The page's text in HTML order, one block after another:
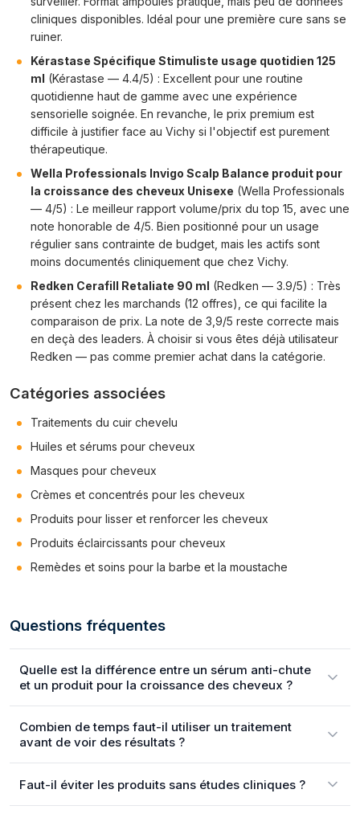
cliniques disponibles. Idéal pour une première cure sans se
ruiner.
Kérastase Spécifique Stimuliste usage quotidien 125
ml (Kérastase — 4.4/5) : Excellent pour une routine
quotidienne haut de gamme avec une expérience
sensorielle soignée. En revanche, le prix premium est
difficile à justifier face au Vichy si l'objectif est purement
thérapeutique.
Wella Professionals Invigo Scalp Balance produit pour
la croissance des cheveux Unisexe (Wella Professionals
— 4/5) : Le meilleur rapport volume/prix du top 15, avec une
note honorable de 4/5. Bien positionné pour un usage
régulier sans contrainte de budget, mais les actifs sont
moins documentés cliniquement que chez Vichy.
Redken Cerafill Retaliate 90 ml (Redken — 3.9/5) : Très
présent chez les marchands (12 offres), ce qui facilite la
comparaison de prix. La note de 3,9/5 reste correcte mais
en deçà des leaders. À choisir si vous êtes déjà utilisateur
Redken — pas comme premier achat dans la catégorie.
Catégories associées
Traitements du cuir chevelu
Huiles et sérums pour cheveux
Masques pour cheveux
Crèmes et concentrés pour les cheveux
Produits pour lisser et renforcer les cheveux
Produits éclaircissants pour cheveux
Remèdes et soins pour la barbe et la moustache
Questions fréquentes
Quelle est la différence entre un sérum anti-chute
et un produit pour la croissance des cheveux ?
Combien de temps faut-il utiliser un traitement
avant de voir des résultats ?
Faut-il éviter les produits sans études cliniques ?